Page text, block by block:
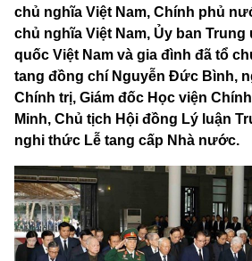
chủ nghĩa Việt Nam, Chính phủ
chủ nghĩa Việt Nam, Ủy ban
quốc Việt Nam và gia đình đã tổ
tang đồng chí Nguyễn Đức Bình,
Chính trị, Giám đốc Học viện
Minh, Chủ tịch Hội đồng Lý luận
nghi thức Lễ tang cấp Nhà nước.